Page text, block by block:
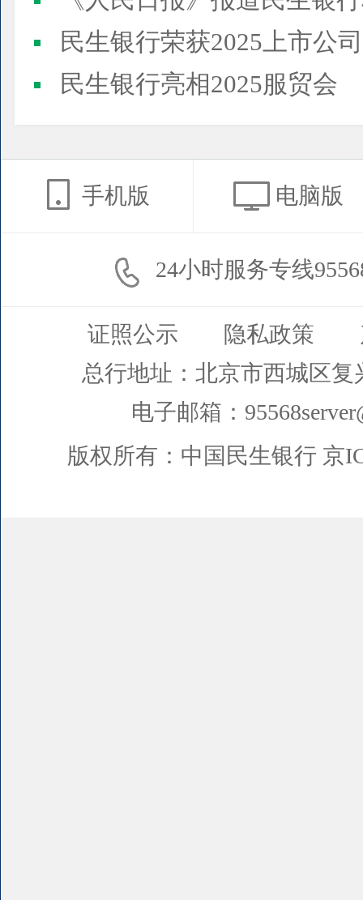
民生银行荣获2025上市公司董事会最佳实践案例、上市公
民生银行亮相2025服贸会
手机版 电脑版
24小时服务专线
证照公示 隐私政策
总行地址：北京市西城区复
电子邮箱：
版权所有：中国民生银行 京